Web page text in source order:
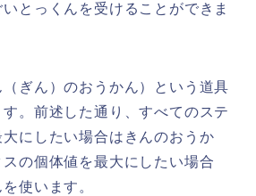
とっくんを受けることができま
ぎん）のおうかん）という道具
。前述した通り、すべてのステ
にしたい場合はきんのおうか
の個体値を最大にしたい場合
使います。